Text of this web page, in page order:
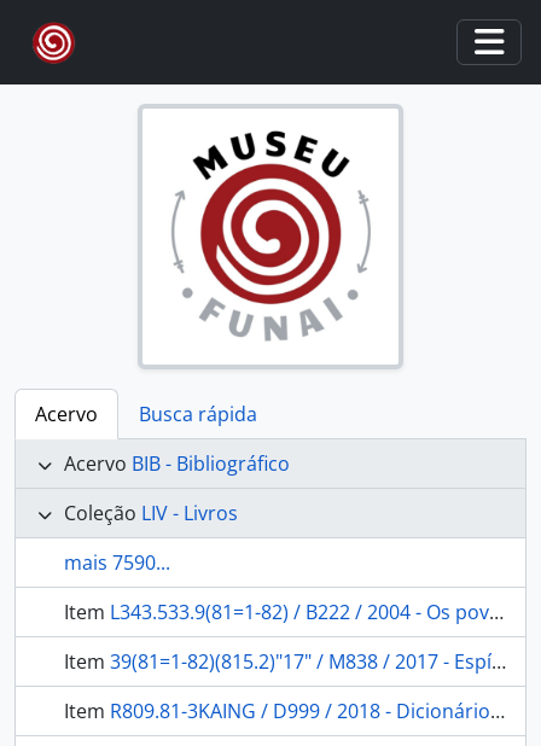
Skip to main content
Acervo
Busca rápida
Acervo BIB - Bibliográfico
Coleção LIV - Livros
mais 7590...
Item L343.533.9(81=1-82) / B222 / 2004 - Os povos indígenas frente ao direito autoral e de imagem
Item 39(81=1-82)(815.2)"17" / M838 / 2017 - Espírito Santo Indígena: conquista, trabalho, territorialidade e autogoverno dos índios, 1798-1860.
Item R809.81-3KAING / D999 / 2018 - Dicionário Escolar Kaingâk: a língua Kaingang no oeste paulista.